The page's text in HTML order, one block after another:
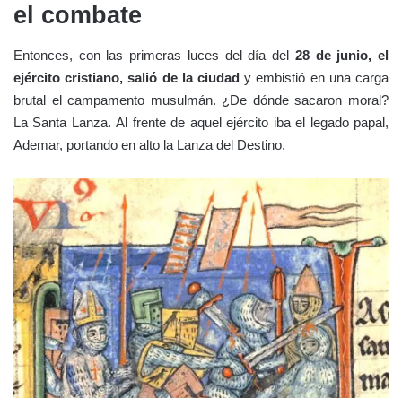
el combate
Entonces, con las primeras luces del día del 28 de junio, el
ejército cristiano, salió de la ciudad y embistió en una carga
brutal el campamento musulmán. ¿De dónde sacaron moral?
La Santa Lanza. Al frente de aquel ejército iba el legado papal,
Ademar, portando en alto la Lanza del Destino.